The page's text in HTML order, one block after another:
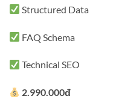
Structured Data
FAQ Schema
Technical SEO
2.990.000đ